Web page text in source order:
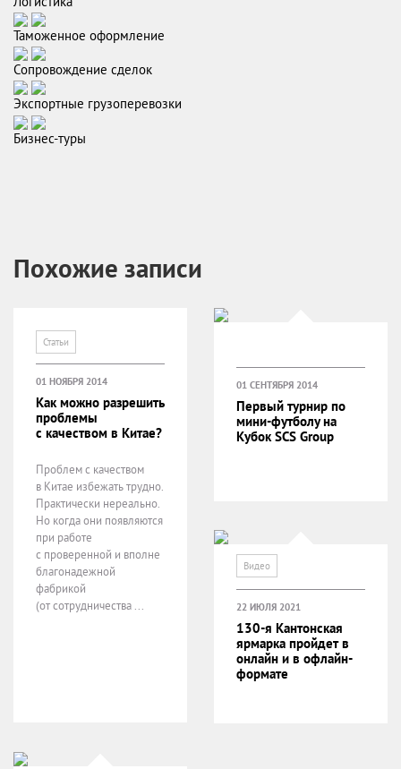
Таможенное оформление
Сопровождение сделок
Экспортные грузоперевозки
Бизнес-туры
Похожие записи
Статьи
01 НОЯБРЯ 2014
Как можно разрешить
проблемы
с качеством в Китае?
Проблем с качеством
в Китае избежать трудно.
Практически нереально.
Но когда они появляются
при работе
с проверенной и вполне
благонадежной
фабрикой
(от сотрудничества ...
Видео
01 СЕНТЯБРЯ 2014
Первый турнир по
мини-футболу на
Кубок SCS Group
22 ИЮЛЯ 2021
130-я Кантонская
ярмарка пройдет в
онлайн и в офлайн-
формате